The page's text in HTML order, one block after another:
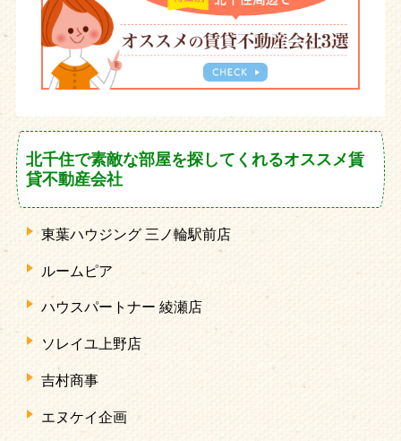
北千住で素敵な部屋を探してくれるオススメ賃
貸不動産会社
東葉ハウジング 三ノ輪駅前店
ルームピア
ハウスパートナー 綾瀬店
ソレイユ上野店
吉村商事
エヌケイ企画